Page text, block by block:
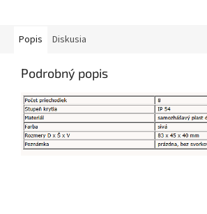
Popis Diskusia
Podrobný popis